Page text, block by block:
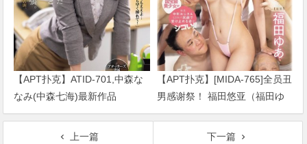
【APT扑克】ATID-701,中森な
なみ(中森七海)最新作品
2026/09/01发布！
【APT扑克】[MIDA-765]全员丑
男感谢祭！ 福田悠亚（福田ゆ
あ）解禁大乱交！
上一篇
下一篇